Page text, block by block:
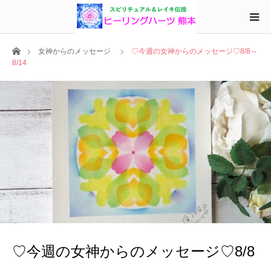
ホーム女神からのメッセージ
♡今週の女神からのメッセージ♡8/8～
8/14
♡今週の女神からのメッセージ♡8/8